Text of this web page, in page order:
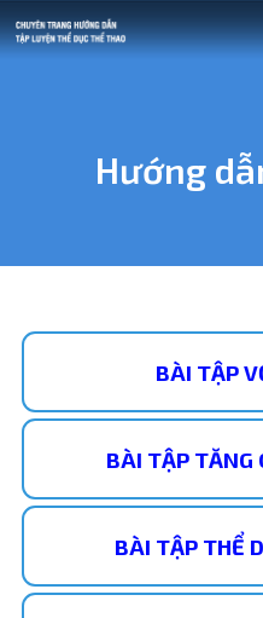
Hướng
BÀI TẬP
BÀI TẬP TĂNG
BÀI TẬP THỂ